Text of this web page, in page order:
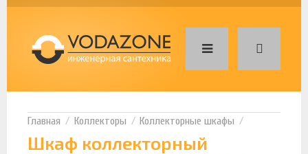
Коллекторы Коллекторные шкафы
Шкаф коллекторный